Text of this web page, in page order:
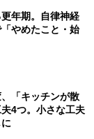
年期。自律神経
やめたこと・始
「キッチンが散
4つ。小さな工夫